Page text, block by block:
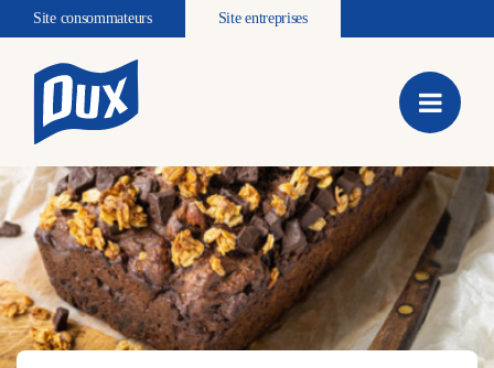
Site consommateurs Site entreprises